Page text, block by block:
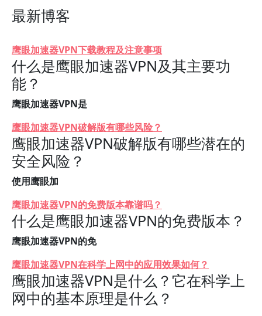
最新博客
鹰眼加速器VPN下载教程及注意事项
什么是鹰眼加速器VPN及其主要功
能？
鹰眼加速器VPN是
鹰眼加速器VPN破解版有哪些风险？
鹰眼加速器VPN破解版有哪些潜在的
安全风险？
使用鹰眼加
鹰眼加速器VPN的免费版本靠谱吗？
什么是鹰眼加速器VPN的免费版本？
鹰眼加速器VPN的免
鹰眼加速器VPN在科学上网中的应用效果如何？
鹰眼加速器VPN是什么？它在科学上
网中的基本原理是什么？